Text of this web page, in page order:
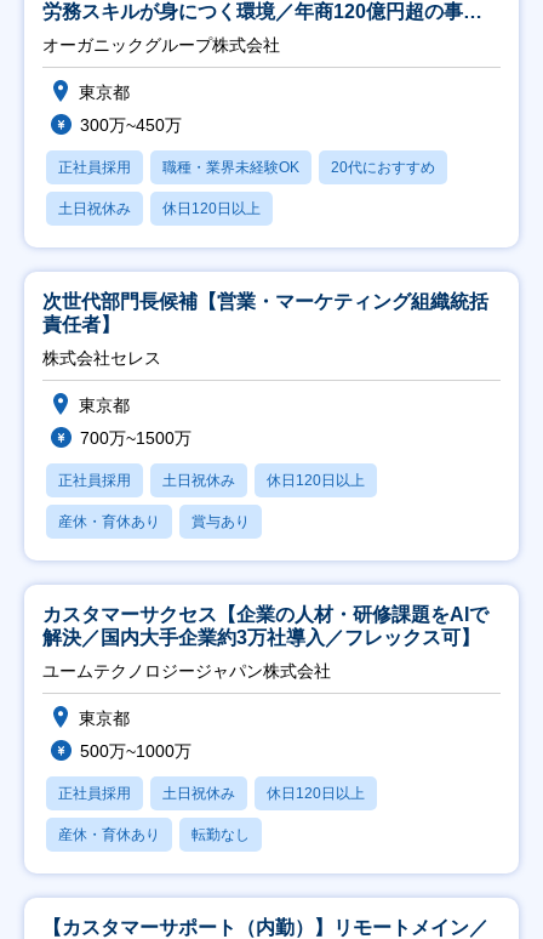
労務スキルが身につく環境／年商120億円超の事業
会社】
オーガニックグループ株式会社
東京都
300万~450万
正社員採用 職種・業界未経験OK 20代におすすめ
土日祝休み 休日120日以上
次世代部門長候補【営業・マーケティング組織統括
責任者】
株式会社セレス
東京都
700万~1500万
正社員採用 土日祝休み 休日120日以上
産休・育休あり 賞与あり
カスタマーサクセス【企業の人材・研修課題をAIで
解決／国内大手企業約3万社導入／フレックス可】
ユームテクノロジージャパン株式会社
東京都
500万~1000万
正社員採用 土日祝休み 休日120日以上
産休・育休あり 転勤なし
【カスタマーサポート（内勤）】リモートメイン／